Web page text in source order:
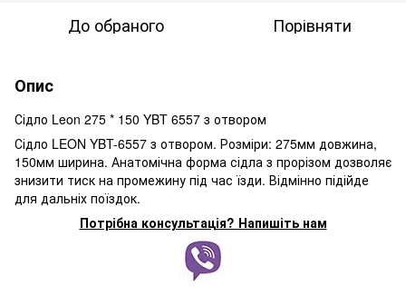
До обраного Порівняти
Опис
Сідло Leon 275 * 150 YBT 6557 з отвором
Сідло LEON YBT-6557 з отвором. Розміри: 275мм довжина,
150мм ширина. Анатомічна форма сідла з прорізом дозволяє
знизити тиск на промежину під час їзди. Відмінно підійде
для дальніх поїздок.
Потрібна консультація? Напишіть нам